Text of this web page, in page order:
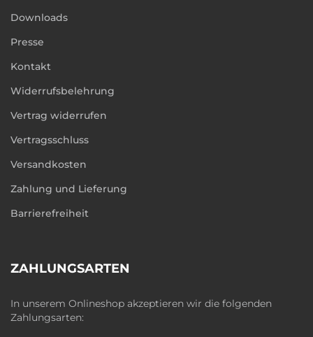
Downloads
Presse
Kontakt
Widerrufsbelehrung
Vertrag widerrufen
Vertragsschluss
Versandkosten
Zahlung und Lieferung
Barrierefreiheit
ZAHLUNGSARTEN
In unserem Onlineshop akzeptieren wir die folgenden
Zahlungsarten: